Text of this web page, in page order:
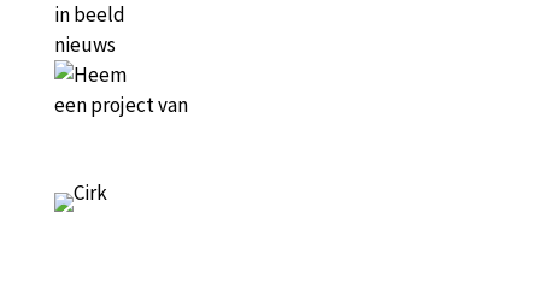
in beeld
nieuws
een project van
Geschreven op 17 okt 2022